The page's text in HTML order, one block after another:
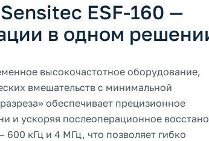
ESF-160 —
в одном
высокочастотное оборудование,
вмешательств с минимальной
обеспечивает прецизионное
и ускоряя послеоперационное
кГц и 4 МГц, что позволяет гибко